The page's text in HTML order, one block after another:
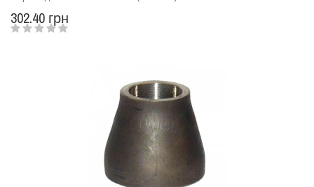
302.40 грн